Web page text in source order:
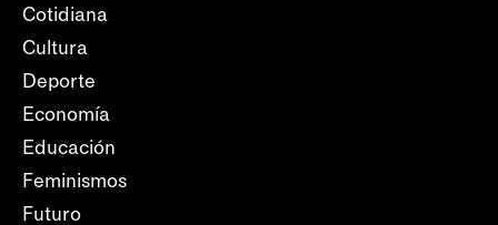
Cotidiana
Cultura
Deporte
Economía
Educación
Feminismos
Futuro